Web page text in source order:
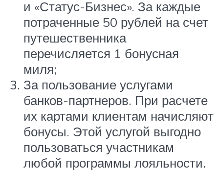
и «Статус-Бизнес». За каждые
потраченные 50 рублей на счет
путешественника
перечисляется 1 бонусная
миля;
За пользование услугами
банков-партнеров. При расчете
их картами клиентам начисляют
бонусы. Этой услугой выгодно
пользоваться участникам
любой программы лояльности.